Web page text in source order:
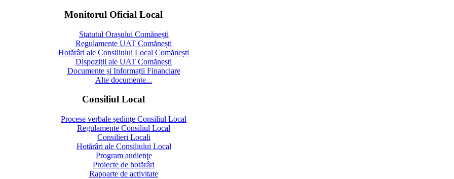
Monitorul Oficial Local
Statutul Orașului Comănești
Regulamente UAT Comănești
Hotărâri ale Consiliului Local Comănești
Dispoziții ale UAT Comănești
Documente și Informații Financiare
Alte documente...
Consiliul Local
Procese verbale ședințe Consiliul Local
Regulamente Consiliul Local
Consilieri Locali
Hotărâri ale Consiliului Local
Program audienţe
Proiecte de hotărâri
Rapoarte de activitate